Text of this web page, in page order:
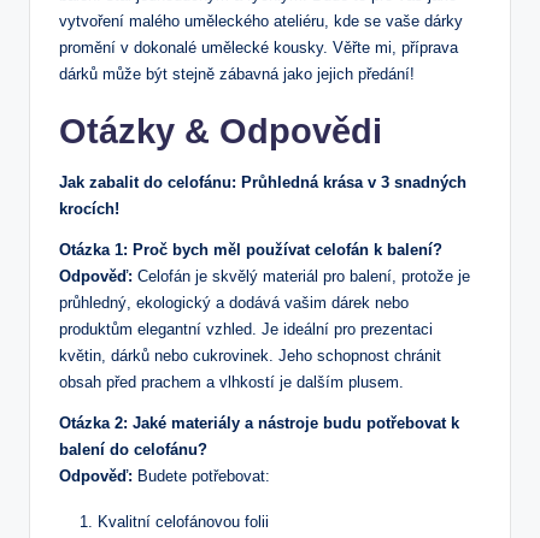
vytvoření malého uměleckého ateliéru, kde se vaše dárky
promění v dokonalé umělecké kousky. Věřte mi, příprava
dárků může být stejně zábavná jako jejich předání!
Otázky & Odpovědi
Jak zabalit do celofánu: Průhledná krása v 3 snadných
krocích!
Otázka 1: Proč bych měl používat celofán k balení?
Odpověď: Celofán je skvělý materiál pro balení, protože je
průhledný, ekologický a dodává vašim dárek nebo
produktům elegantní vzhled. Je ideální pro prezentaci
květin, dárků nebo cukrovinek. Jeho schopnost chránit
obsah před prachem a vlhkostí je dalším plusem.
Otázka 2: Jaké materiály a nástroje budu potřebovat k
balení do celofánu?
Odpověď: Budete potřebovat:
Kvalitní celofánovou folii